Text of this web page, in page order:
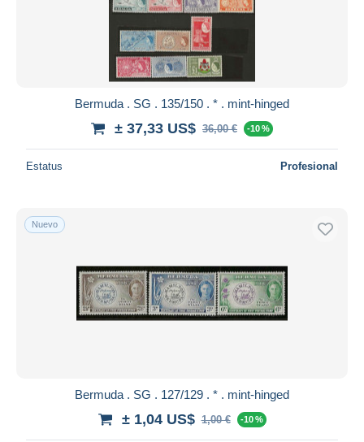
Bermuda . SG . 135/150 . * . mint-hinged
± 37,33 US$ 36,00 € -10 %
Estatus Profesional
Nuevo
Bermuda . SG . 127/129 . * . mint-hinged
± 1,04 US$ 1,00 € -10 %